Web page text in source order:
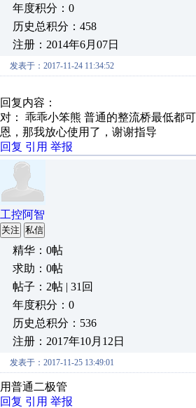
年度积分：0
历史总积分：458
注册：2014年6月07日
发表于：2017-11-24 11:34:52
回复内容：
对： 乖乖小笨熊 普通的整流桥最低都
恩，那我放心使用了，谢谢指导
回复 引用 举报
工控阿智
关注 私信
精华：0帖
求助：0帖
帖子：2帖 | 31回
年度积分：0
历史总积分：536
注册：2017年10月12日
发表于：2017-11-25 13:49:01
用普通二极管
回复 引用 举报